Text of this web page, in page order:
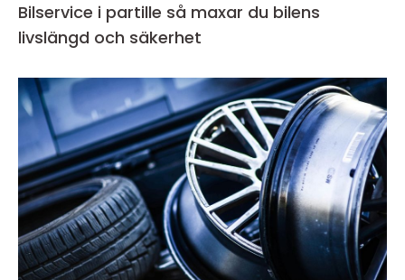
Bilservice i partille så maxar du bilens
livslängd och säkerhet